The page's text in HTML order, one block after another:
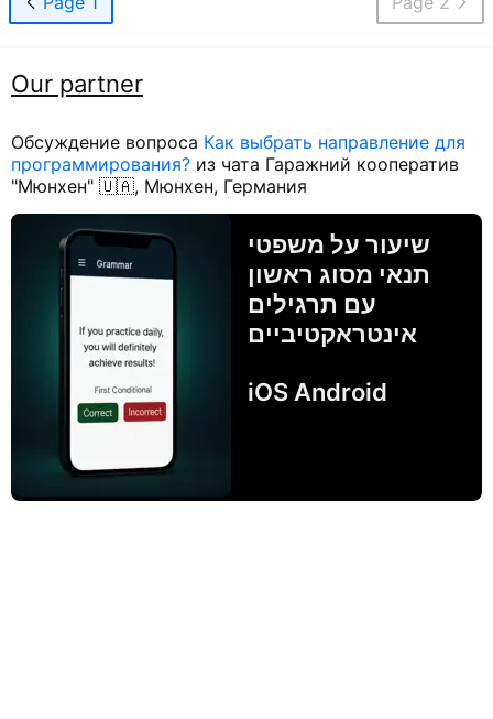
Our partner
Обсуждение вопроса Как выбрать направление для
программирования? из чата Гаражний кооператив
"Мюнхен" 🇺🇦, Мюнхен, Германия
שיעור על משפטי
תנאי מסוג ראשון
עם תרגילים
אינטראקטיביים
iOS Android